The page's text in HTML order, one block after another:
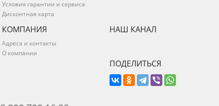
Условия гарантии и сервиса
Дисконтная карта
КОМПАНИЯ
Адреса и контакты
О компании
НАШ КАНАЛ
ПОДЕЛИТЬСЯ